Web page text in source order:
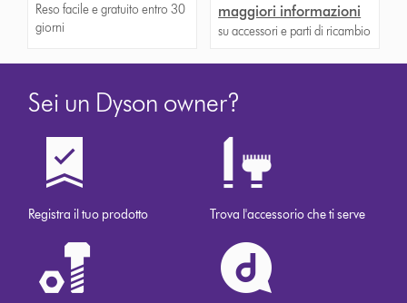
Reso facile e gratuito entro 30
giorni
maggiori informazioni
su accessori e parti di ricambio
Sei un Dyson owner?
Registra il tuo prodotto Trova l'accessorio che ti serve